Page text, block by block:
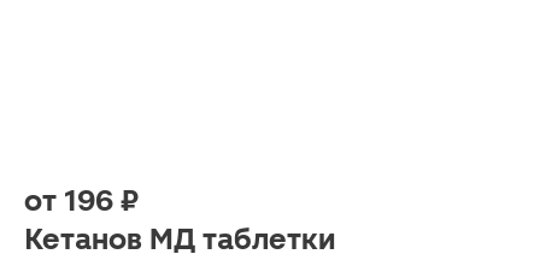
от 196 ₽
Кетанов МД таблетки